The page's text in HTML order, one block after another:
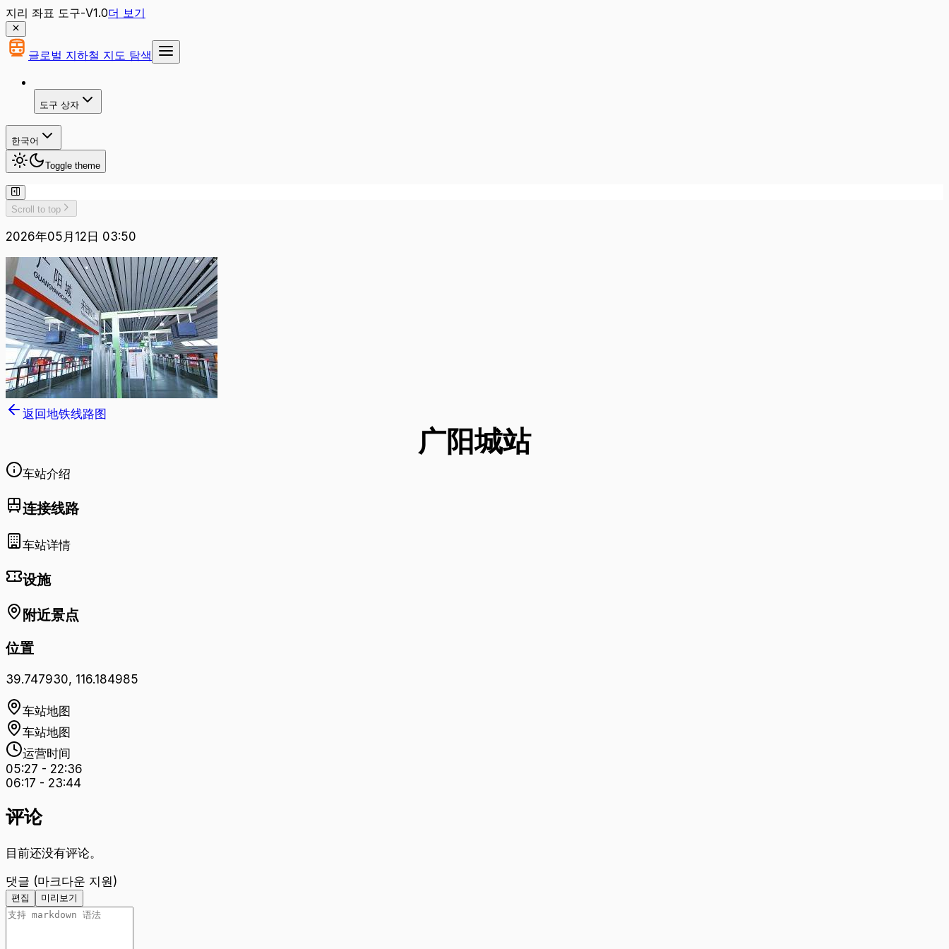
지리 좌표 도구-V1.0더 보기
글로벌 지하철 지도 탐색
도구 상자
한국어
Toggle theme
Scroll to top
2026年05月12日 03:50
返回地铁线路图
广阳城站
车站介绍
连接线路
车站详情
设施
附近景点
位置
39.747930, 116.184985
车站地图
车站地图
运营时间
05:27 - 22:36
06:17 - 23:44
评论
目前还没有评论。
댓글 (마크다운 지원)
편집 미리보기